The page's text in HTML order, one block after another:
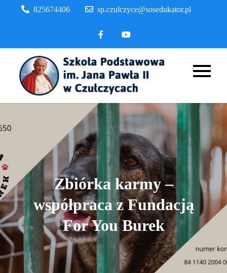
825674406 sp.czulczyce@sosedukator.pl
im. Jana
Pawła II
Zbiórka karmy –
współpraca z Fundacją
For You Burek